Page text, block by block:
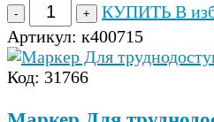
КУПИТЬ В
Артикул: к400715
Код: 31766